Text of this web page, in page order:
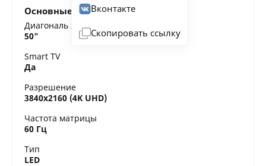
Вконтакте
Скопировать ссылку
Основные характеристики
Диагональ экрана
50"
Smart TV
Да
Разрешение
3840x2160 (4K UHD)
Частота матрицы
60 Гц
Тип
LED